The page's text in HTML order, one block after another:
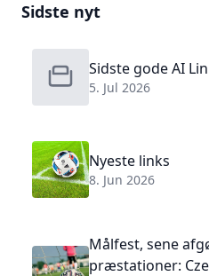
Sidste nyt
Sidste gode AI
5. Jul 2026
Nyeste links
8. Jun 2026
Målfest, sene
præstationer: